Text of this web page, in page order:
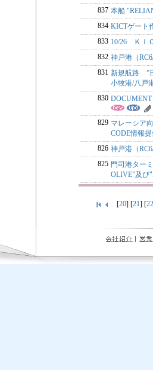
837 本船
834 KICTゲート
833 10/26 ＫＩ
832 神戸港（
831 新規航路 ”
小牧港/八戸
830
829 マレーシア
CODE情報
826 神戸港（
825 門司港ター
OLIVE”及び
[20] [21] [22